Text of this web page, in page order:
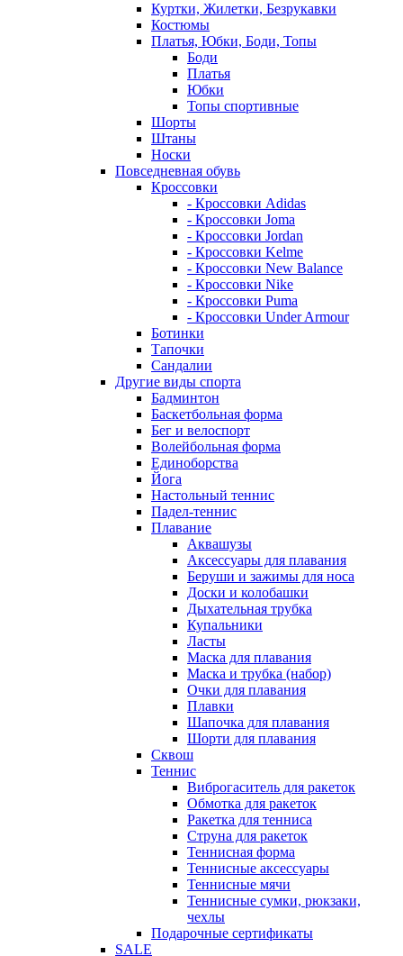
Куртки, Жилетки, Безрукавки
Костюмы
Платья, Юбки, Боди, Топы
Боди
Платья
Юбки
Топы спортивные
Шорты
Штаны
Носки
Повседневная обувь
Кроссовки
- Кроссовки Adidas
- Кроссовки Joma
- Кроссовки Jordan
- Кроссовки Kelme
- Кроссовки New Balance
- Кроссовки Nike
- Кроссовки Puma
- Кроссовки Under Armour
Ботинки
Тапочки
Сандалии
Другие виды спорта
Бадминтон
Баскетбольная форма
Бег и велоспорт
Волейбольная форма
Единоборства
Йога
Настольный теннис
Падел-теннис
Плавание
Аквашузы
Аксессуары для плавания
Беруши и зажимы для носа
Доски и колобашки
Дыхательная трубка
Купальники
Ласты
Маска для плавания
Маска и трубка (набор)
Очки для плавания
Плавки
Шапочка для плавания
Шорти для плавания
Сквош
Теннис
Виброгаситель для ракеток
Обмотка для ракеток
Ракетка для тенниса
Струна для ракеток
Теннисная форма
Теннисные аксессуары
Теннисные мячи
Теннисные сумки, рюкзаки,
чехлы
Подарочные сертификаты
SALE